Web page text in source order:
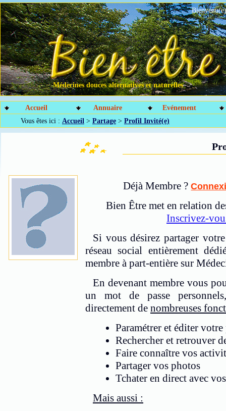
Médecines douces alternatives et naturelles
Accueil Annuaire
Evénement
Vous êtes ici : Accueil > Partage > Profil Invité(e)
Déjà Membre ?
Bien Être met en relation
Inscrivez-
Si vous désirez partager
réseau social entièrement
membre à part-entière sur
En devenant membre vous
un mot de passe
directement de nombreuses
Paramétrer et éditer
Rechercher et retrouver
Faire connaître vos
Partager vos photos
Tchater en direct avec
Mais aussi :